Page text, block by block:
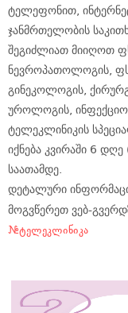
ტელეფონით,
ჯანმრთელობის
შეგიძლიათ მიიღოთ
ნევროპათოლოგის,
გინეკოლოგის,
უროლოგის,
ტელეკლინიკის
იქნება კვირაში 6
საათამდე.
დეტალური
მოგვწერეთ ვებ-
#ტელეკლინიკა